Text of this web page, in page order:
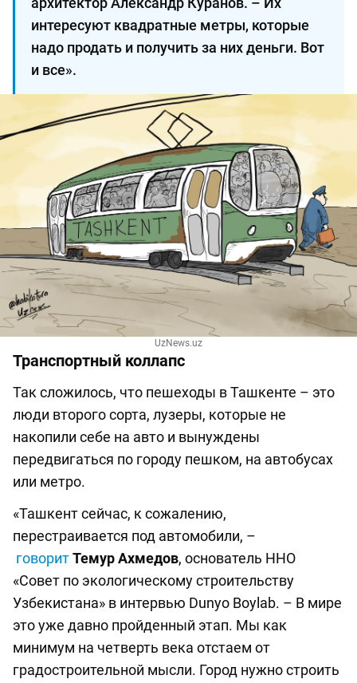
интересуют квадратные метры, которые
надо продать и получить за них деньги. Вот
и все».
UzNews.uz
Транспортный коллапс
Так сложилось, что пешеходы в Ташкенте ­– это
люди второго сорта, лузеры, которые не
накопили себе на авто и вынуждены
передвигаться по городу пешком, на автобусах
или метро.
«Ташкент сейчас, к сожалению,
перестраивается под автомобили, –
говоритТемур Ахмедов, основатель ННО
«Совет по экологическому строительству
Узбекистана» в интервью Dunyo Boylab. – В мире
это уже давно пройденный этап. Мы как
минимум на четверть века отстаем от
градостроительной мысли. Город нужно строить